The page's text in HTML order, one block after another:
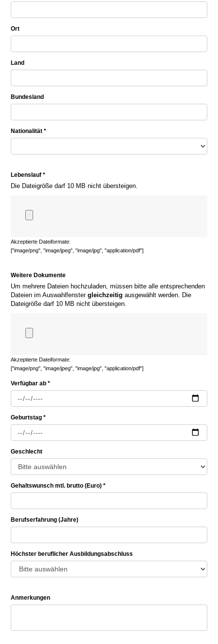
Ort
Land
Bundesland
Nationalität *
Lebenslauf *
Die Dateigröße darf 10 MB nicht übersteigen.
Akzeptierte Dateiformate:
["image/png", "image/jpeg", "image/jpg", "application/pdf"]
Weitere Dokumente
Um mehrere Dateien hochzuladen, müssen bitte alle entsprechenden
Dateien im Auswahlfenstergleichzeitig ausgewählt werden. Die
Dateigröße darf 10 MB nicht übersteigen.
Akzeptierte Dateiformate:
["image/png", "image/jpeg", "image/jpg", "application/pdf"]
Verfügbar ab *
Geburtstag *
Geschlecht
Gehaltswunsch mtl. brutto (Euro) *
Berufserfahrung (Jahre)
Höchster beruflicher Ausbildungsabschluss
Anmerkungen